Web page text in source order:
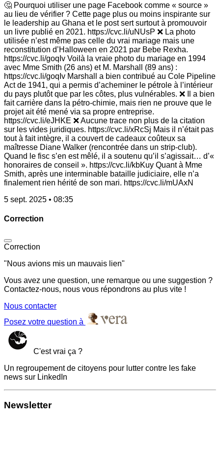
🤔 Pourquoi utiliser une page Facebook comme « source »
au lieu de vérifier ? Cette page plus ou moins inspirante sur
le leadership au Ghana et le post sert surtout à promouvoir
un livre publié en 2021. https://cvc.li/uNUsP ❌ La photo
utilisée n’est même pas celle du vrai mariage mais une
reconstitution d’Halloween en 2021 par Bebe Rexha.
https://cvc.li/goqIv Voilà la vraie photo du mariage en 1994
avec Mme Smith (26 ans) et M. Marshall (89 ans) :
https://cvc.li/goqIv Marshall a bien contribué au Cole Pipeline
Act de 1941, qui a permis d’acheminer le pétrole à l’intérieur
du pays plutôt que par les côtes, plus vulnérables. ❌ Il a bien
fait carrière dans la pétro-chimie, mais rien ne prouve que le
projet ait été mené via sa propre entreprise.
https://cvc.li/eJHKE ❌ Aucune trace non plus de la citation
sur les vides juridiques. https://cvc.li/xRcSj Mais il n’était pas
tout à fait intègre, il a couvert de cadeaux coûteux sa
maîtresse Diane Walker (rencontrée dans un strip-club).
Quand le fisc s’en est mêlé, il a soutenu qu’il s’agissait… d’«
honoraires de conseil ». https://cvc.li/kbKuy Quant à Mme
Smith, après une interminable bataille judiciaire, elle n’a
finalement rien hérité de son mari. https://cvc.li/mUAxN
5 sept. 2025 • 08:35
Correction
Correction
"Nous avions mis un mauvais lien"
Vous avez une question, une remarque ou une suggestion ?
Contactez-nous, nous vous répondrons au plus vite !
Nous contacter
Posez votre question à
C'est vrai ça ?
Un regroupement de citoyens pour lutter contre les fake
news sur LinkedIn
Newsletter